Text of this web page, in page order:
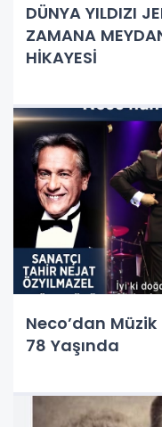
DÜNYA YILDIZI
ZAMANA
HİKAYESİ
Neco’dan
78 Yaşında